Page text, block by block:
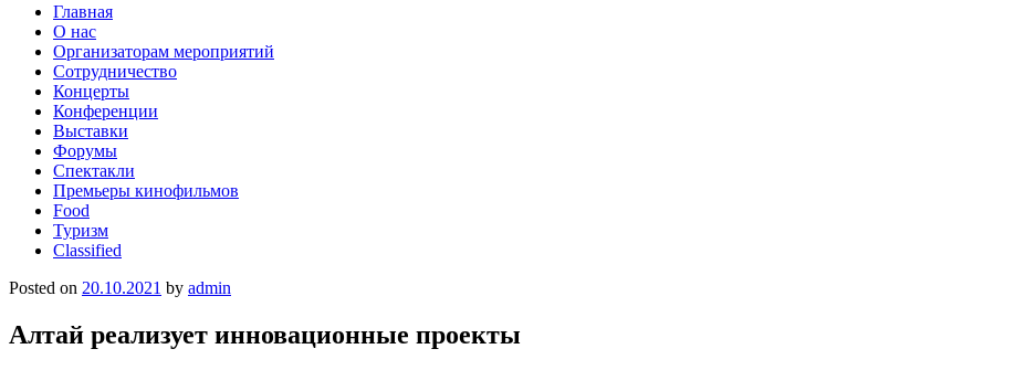
Главная
О нас
Организаторам мероприятий
Сотрудничество
Концерты
Конференции
Выставки
Форумы
Спектакли
Премьеры кинофильмов
Food
Туризм
Сlassified
Posted on 20.10.2021 by admin
Алтай реализует инновационные проекты